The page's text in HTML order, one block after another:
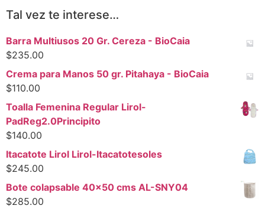
Tal vez te interese…
Barra Multiusos 20 Gr. Cereza - BioCaia
$235.00
Crema para Manos 50 gr. Pitahaya - BioCaia
$110.00
Toalla Femenina Regular Lirol-
PadReg2.0Principito
$140.00
Itacatote Lirol Lirol-Itacatotesoles
$245.00
Bote colapsable 40x50 cms AL-SNY04
$285.00